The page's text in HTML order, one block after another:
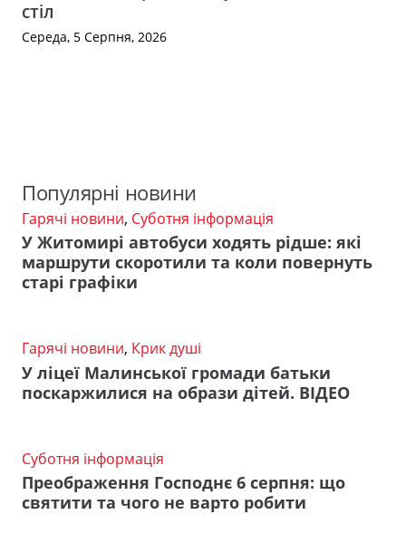
стіл
Середа, 5 Серпня, 2026
Популярні новини
Гарячі новини, Суботня інформація
У Житомирі автобуси ходять рідше: які
маршрути скоротили та коли повернуть
старі графіки
Гарячі новини, Крик душі
У ліцеї Малинської громади батьки
поскаржилися на образи дітей. ВІДЕО
Суботня інформація
Преображення Господнє 6 серпня: що
святити та чого не варто робити